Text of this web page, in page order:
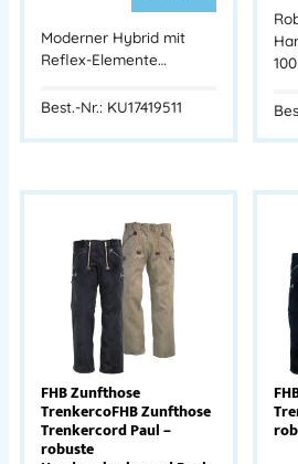
Moderner Hybrid mit
Reflex-Elemente…
Best.-Nr.: KU17419511
FHB Zunfthose
TrenkercoFHB Zunfthose
Trenkercord Paul –
robuste